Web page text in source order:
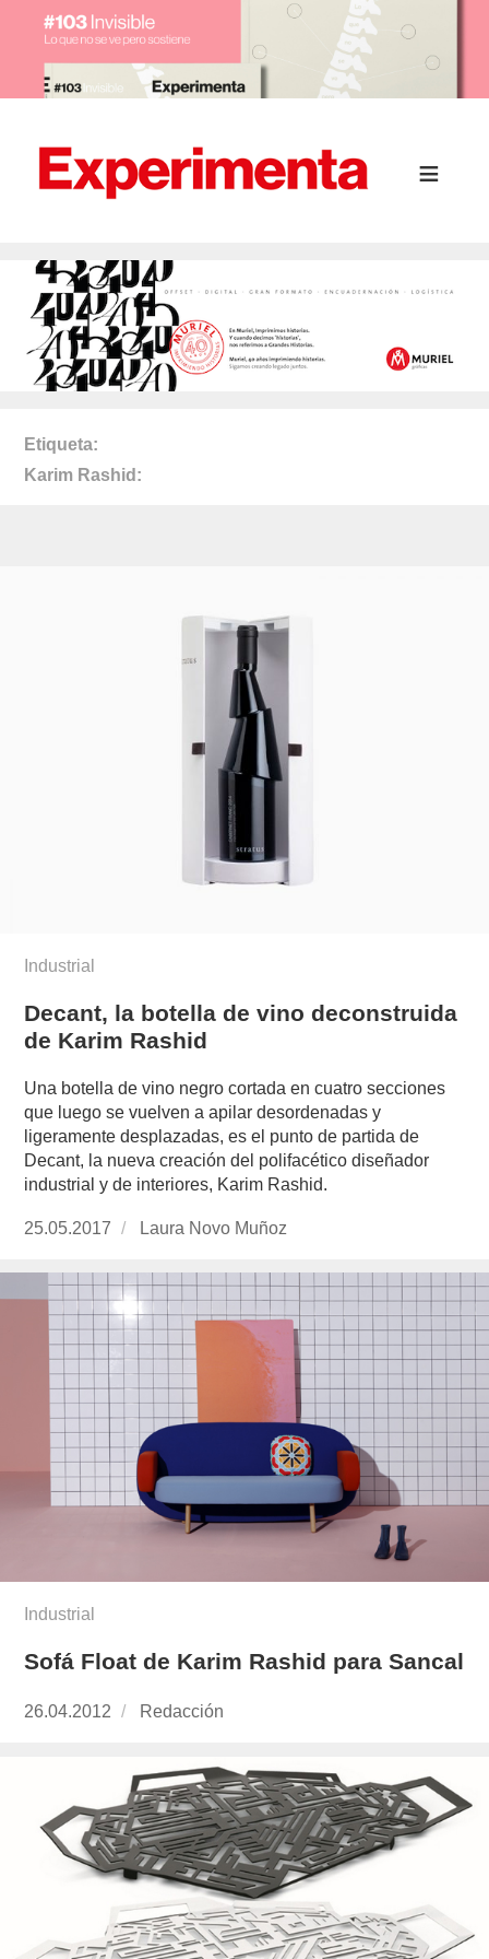
Etiqueta
Karim Rashid
Industrial
Decant, la botella de vino deconstruida
de Karim Rashid
Una botella de vino negro cortada en cuatro secciones
que luego se vuelven a apilar desordenadas y
ligeramente desplazadas, es el punto de partida de
Decant, la nueva creación del polifacético diseñador
industrial y de interiores, Karim Rashid.
Publicado
25.05.2017
https://www.experimenta.es/author/laura-
munoz/
Laura Novo Muñoz
Industrial
Sofá Float de Karim Rashid para Sancal
Publicado
26.04.2012 https://www.experimenta.es/author/redaccion/
Redacción